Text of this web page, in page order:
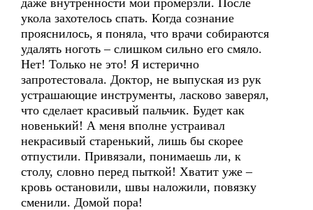
даже внутренности мои промёрзли. После
укола захотелось спать. Когда сознание
прояснилось, я поняла, что врачи собираются
удалять ноготь – слишком сильно его смяло.
Нет! Только не это! Я истерично
запротестовала. Доктор, не выпуская из рук
устрашающие инструменты, ласково заверял,
что сделает красивый пальчик. Будет как
новенький! А меня вполне устраивал
некрасивый старенький, лишь бы скорее
отпустили. Привязали, понимаешь ли, к
столу, словно перед пыткой! Хватит уже –
кровь остановили, швы наложили, повязку
сменили. Домой пора!